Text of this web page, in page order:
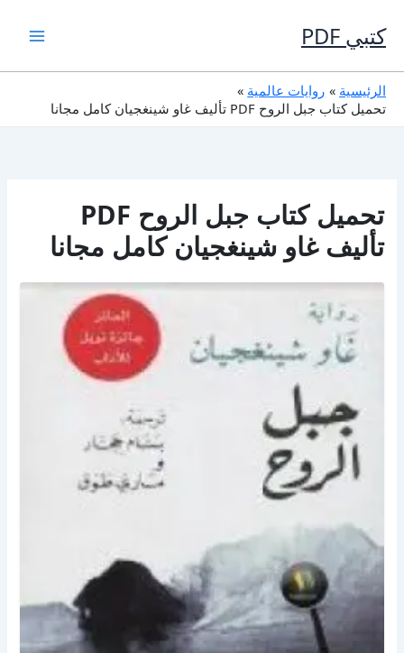
إلى
المحتوى
كتبي PDF
الرئيسية
روايات عالمية
تحميل كتاب جبل الروح PDF تأليف غاو شينغجيان كامل مجانا
تحميل كتاب جبل الروح PDF
تأليف غاو شينغجيان كامل مجانا